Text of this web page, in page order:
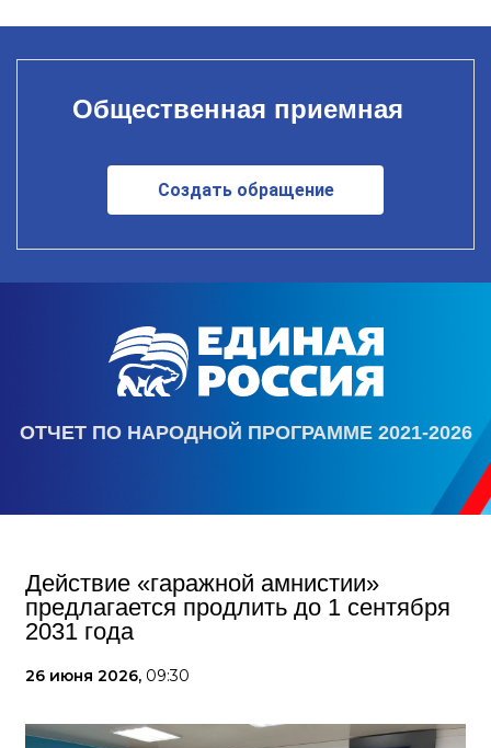
Общественная приемная
Создать обращение
ОТЧЕТ ПО НАРОДНОЙ ПРОГРАММЕ 2021-2026
Действие «гаражной амнистии»
предлагается продлить до 1 сентября
2031 года
26 июня 2026, 09:30